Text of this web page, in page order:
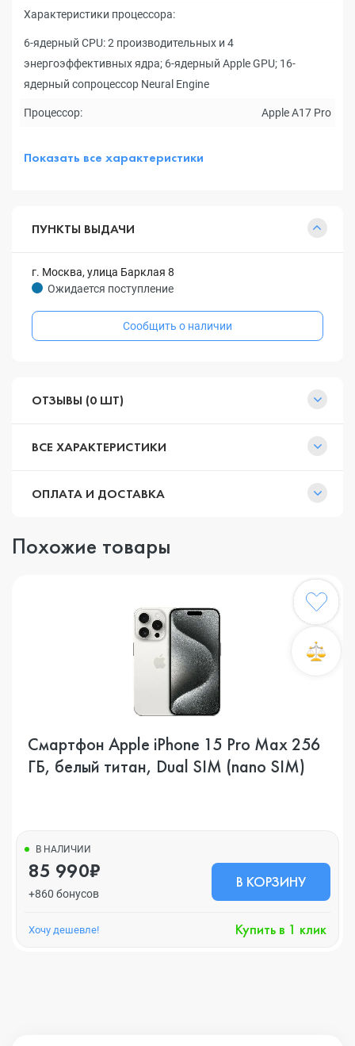
Характеристики процессора:
6-ядерный CPU: 2 производительных и 4
энергоэффективных ядра; 6-ядерный Apple GPU; 16-
ядерный сопроцессор Neural Engine
Процессор: Apple A17 Pro
Показать все характеристики
ПУНКТЫ ВЫДАЧИ
г. Москва, улица Барклая 8
Ожидается поступление
Сообщить о наличии
ОТЗЫВЫ (0 ШТ)
ВСЕ ХАРАКТЕРИСТИКИ
ОПЛАТА И ДОСТАВКА
Похожие товары
Смартфон Apple iPhone 15 Pro Max 256
ГБ, белый титан, Dual SIM (nano SIM)
В НАЛИЧИИ
85 990₽
+860 бонусов
В КОРЗИНУ
Хочу дешевле! Купить в 1 клик